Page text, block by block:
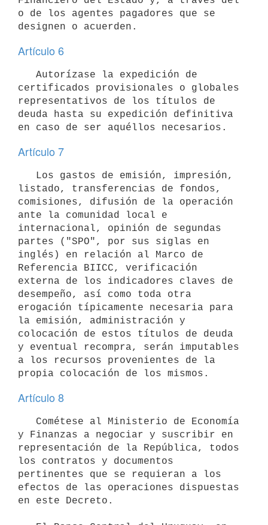
o de los agentes pagadores que se
Artículo 6
certificados provisionales o globales
representativos de los títulos de
deuda hasta su expedición definitiva
Artículo 7
listado, transferencias de fondos,
comisiones, difusión de la operación
ante la comunidad local e
internacional, opinión de segundas
partes ("SPO", por sus siglas en
inglés) en relación al Marco de
Referencia BIICC, verificación
externa de los indicadores claves de
desempeño, así como toda otra
erogación típicamente necesaria para
la emisión, administración y
colocación de estos títulos de deuda
y eventual recompra, serán imputables
a los recursos provenientes de la
Artículo 8
y Finanzas a negociar y suscribir en
representación de la República, todos
los contratos y documentos
pertinentes que se requieran a los
efectos de las operaciones dispuestas
en este Decreto.